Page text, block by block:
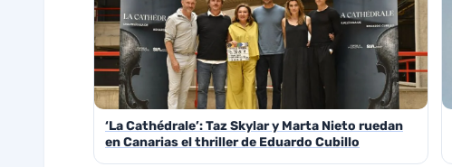
‘La Cathédrale’: Taz Skylar y Marta Nieto ruedan
en Canarias el thriller de Eduardo Cubillo